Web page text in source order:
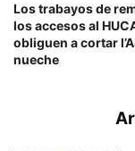
Los trabayos de
los accesos al
obliguen a cortar
nueche